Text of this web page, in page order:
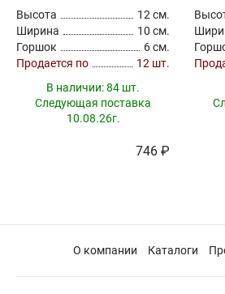
Высота
12 см.
Ширина
10 см.
Горшок
6 см.
Продается по
12 шт.
В наличии:84 шт.
Следующая поставка
10.08.26г.
746 ₽
О компании Каталоги